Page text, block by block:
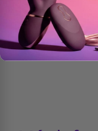
Negro
14.75
Ver el producto